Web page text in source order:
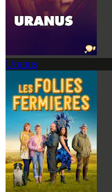
Uranus